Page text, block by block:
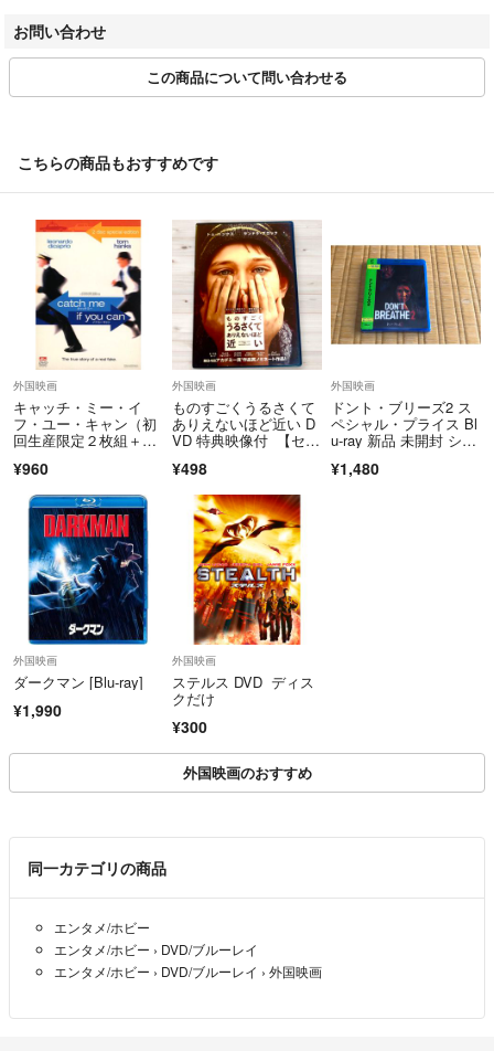
の配達がございません。
土日祝日をはさみますと、ご自宅のポストお届けまでに→【約1週間】
を要する場合もございます。
連絡（ご返信）等は、翌営業日以降の対応となりますので予めご了承く
☆★お問い合わせ★☆
商品詳細ページ、または取引ページより、お問い合わせボタン押下＞問
い合わせフォーム より、お問い合わせください。
返信は当ショップ担当者からメールにてご返信いたします。
当店の、中古DVD・CDに関しましては、ほぼレンタル落ち中古商品の
出品となっております。
また、商品の付属品（付属特典DVDや小冊子・その他特典）は付いてお
りませんので、ご了承くださいませ。
■商品の配送について
基本的に、ディスク商品（DVD・CD）に関しましては、クッション封
筒に入れましてメール便（日本郵便ゆうメール）にてお送りいたしま
す。（巻数の多いDVDは不織布に入れてジャケットとディスクのみに
て、メール便発送いたします）
＝＝＝＝＝＝＝＝＝＝＝＝＝＝
▼特商法
https://fril.jp/ts/official/law/a060/
https://fril.jp/ts/official/law/a060/#return_policy
お問い合わせ
この商品について問い合わせる
こちらの商品もおすすめです
外国映画
キャッチ・ミー・イ
フ・ユー・キャン（初
回生産限定２枚組＋ア
¥960
外国映画
ものすごくうるさくて
ありえないほど近い D
VD 特典映像付 【セル
¥498
外国映画
ドント・ブリーズ2 ス
ペシャル・プライス Bl
u-ray 新品 未開封 シュ
¥1,480
外国映画
ダークマン [Blu-ray]
¥1,990
外国映画
ステルス DVD ディス
クだけ
¥300
外国映画のおすすめ
同一カテゴリの商品
エンタメ/ホビー
エンタメ/ホビー › DVD/ブルーレイ
エンタメ/ホビー › DVD/ブルーレイ › 外国映画